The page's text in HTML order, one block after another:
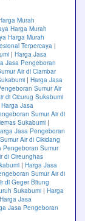
Murah
Harga Murah
Harga Murah
Terpercaya |
| Harga Jasa
Jasa Pengeboran
Air di Ciambar
| Harga Jasa
Sumur Air
di Cicurug Sukabumi
Harga Jasa
Sumur Air di
Sukabumi |
Jasa Pengeboran
Air di Cikidang
Pengeboran Sumur
di Cireunghas
| Harga Jasa
Sumur Air di
di Geger Bitung
Sukabumi | Harga
Harga Jasa
Jasa Pengeboran